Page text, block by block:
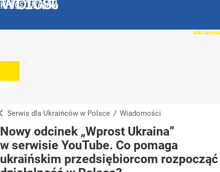
WPROST UKRAINA
UA
Serwis dla Ukraińców w Polsce / Wiadomości
Nowy odcinek „Wprost Ukraina”
w serwisie YouTube. Co pomaga
ukraińskim przedsiębiorcom rozpocząć